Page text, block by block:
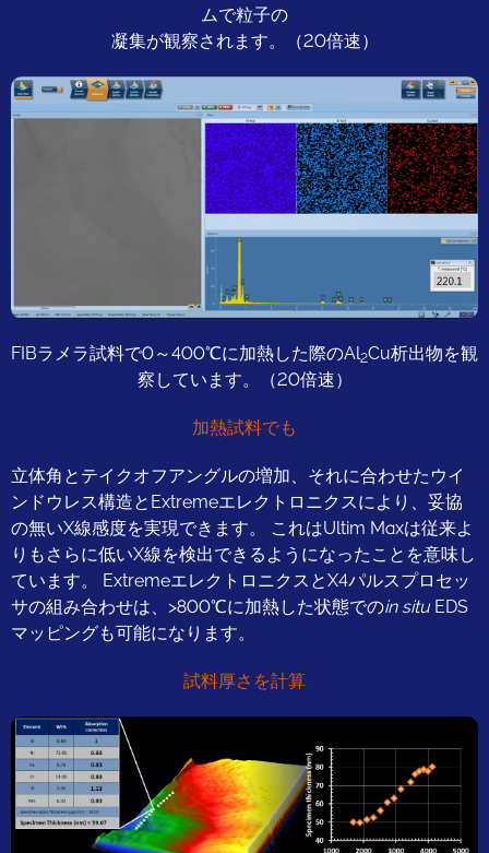
ムで粒子の
凝集が観察されます。（20倍速）
FIBラメラ試料で0～400℃に加熱した際のAl2Cu析出物を観
察しています。（20倍速）
加熱試料でも
立体角とテイクオフアングルの増加、それに合わせたウイ
ンドウレス構造とExtremeエレクトロニクスにより、妥協
の無いX線感度を実現できます。 これはUltim Maxは従来よ
りもさらに低いX線を検出できるようになったことを意味し
ています。 ExtremeエレクトロニクスとX4パルスプロセッ
サの組み合わせは、>800℃に加熱した状態でのin situEDS
マッピングも可能になります。
試料厚さを計算